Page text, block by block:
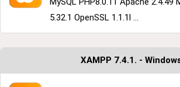
5.32.1 OpenSSL 1.1.1l ...
XAMPP 7.4.1. -